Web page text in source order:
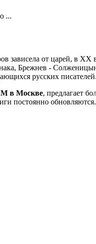
...
зависела от царей, в
Брежнев -
русских писателей.
в Москве, предлагает
постоянно